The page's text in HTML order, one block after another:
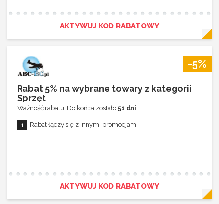
AKTYWUJ KOD RABATOWY
-5%
Rabat 5% na wybrane towary z kategorii
Sprzęt
Ważność rabatu: Do końca zostało 51 dni
Rabat łączy się z innymi promocjami
AKTYWUJ KOD RABATOWY